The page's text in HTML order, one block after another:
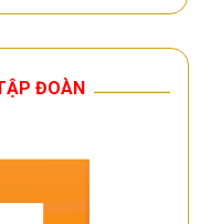
ĐOÀN